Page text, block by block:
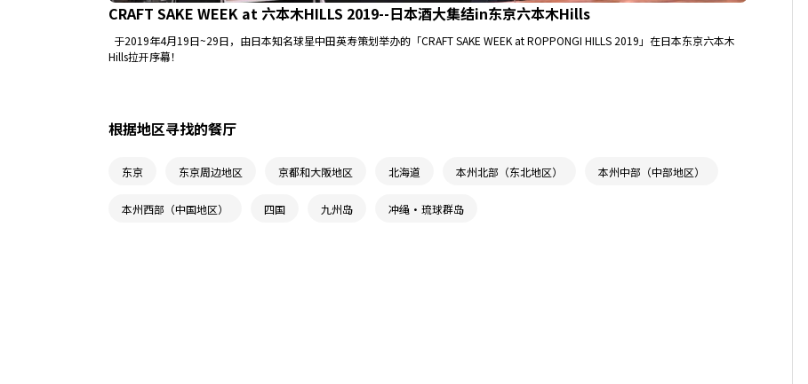
CRAFT SAKE WEEK at 六本木HILLS 2019--日本酒大集结in东京六本木Hills
于2019年4月19日~29日，由日本知名球星中田英寿策划举办的「CRAFT SAKE WEEK at ROPPONGI HILLS 2019」在日本东京六本木
Hills拉开序幕！
根据地区寻找的餐厅
东京 东京周边地区 京都和大阪地区 北海道 本州北部（东北地区） 本州中部（中部地区）
本州西部（中国地区） 四国 九州岛 冲绳・琉球群岛